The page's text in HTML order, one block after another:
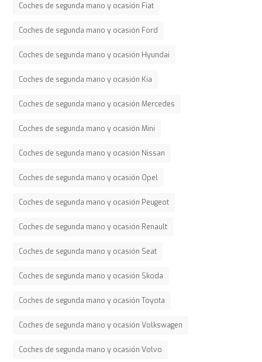
Coches de segunda mano y ocasión Fiat
Coches de segunda mano y ocasión Ford
Coches de segunda mano y ocasión Hyundai
Coches de segunda mano y ocasión Kia
Coches de segunda mano y ocasión Mercedes
Coches de segunda mano y ocasión Mini
Coches de segunda mano y ocasión Nissan
Coches de segunda mano y ocasión Opel
Coches de segunda mano y ocasión Peugeot
Coches de segunda mano y ocasión Renault
Coches de segunda mano y ocasión Seat
Coches de segunda mano y ocasión Skoda
Coches de segunda mano y ocasión Toyota
Coches de segunda mano y ocasión Volkswagen
Coches de segunda mano y ocasión Volvo